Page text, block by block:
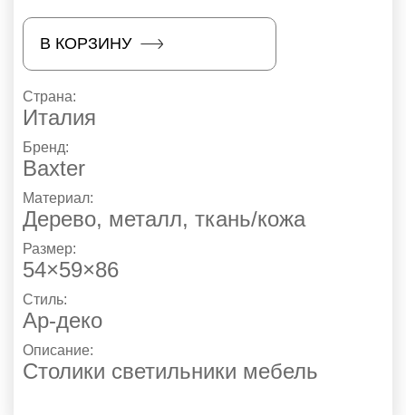
В КОРЗИНУ
Страна:
Италия
Бренд:
Baxter
Материал:
Дерево, металл, ткань/кожа
Размер:
54×59×86
Стиль:
Ар-деко
Описание:
Столики светильники мебель